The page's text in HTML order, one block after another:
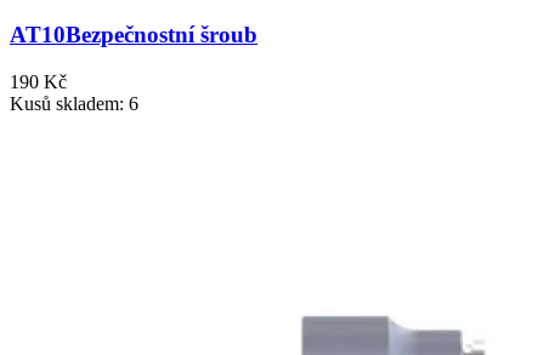
AT10Bezpečnostní šroub
190 Kč
Kusů skladem: 6